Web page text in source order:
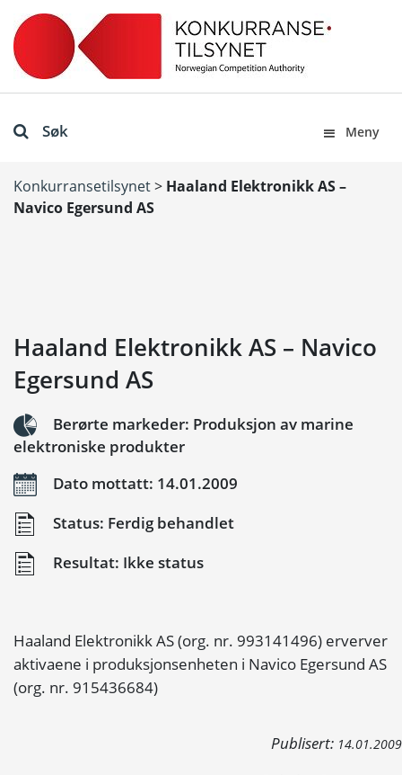
Søk Meny
Konkurransetilsynet> Haaland Elektronikk AS –
Navico Egersund AS
Haaland Elektronikk AS – Navico
Egersund AS
Berørte markeder: Produksjon av marine
elektroniske produkter
Dato mottatt: 14.01.2009
Status: Ferdig behandlet
Resultat: Ikke status
Haaland Elektronikk AS (org. nr. 993141496) erverver
aktivaene i produksjonsenheten i Navico Egersund AS
(org. nr. 915436684)
Publisert: 14.01.2009